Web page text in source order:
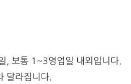
, 보통 1~3영업일 내외입니다.
달라집니다.